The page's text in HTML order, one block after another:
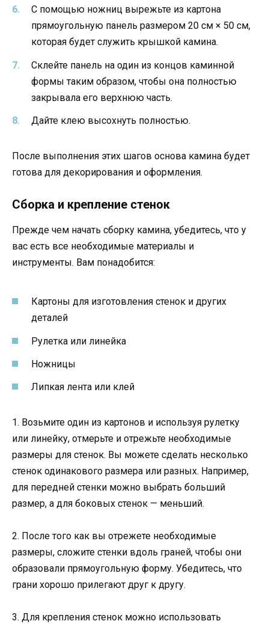
С помощью ножниц вырежьте из картона
прямоугольную панель размером 20 см × 50 см,
которая будет служить крышкой камина.
Склейте панель на один из концов каминной
формы таким образом, чтобы она полностью
закрывала его верхнюю часть.
Дайте клею высохнуть полностью.
После выполнения этих шагов основа камина будет
готова для декорирования и оформления.
Сборка и крепление стенок
Прежде чем начать сборку камина, убедитесь, что у
вас есть все необходимые материалы и
инструменты. Вам понадобится:
Картоны для изготовления стенок и других
деталей
Рулетка или линейка
Ножницы
Липкая лента или клей
1. Возьмите один из картонов и используя рулетку
или линейку, отмерьте и отрежьте необходимые
размеры для стенок. Вы можете сделать несколько
стенок одинакового размера или разных. Например,
для передней стенки можно выбрать больший
размер, а для боковых стенок — меньший.
2. После того как вы отрежете необходимые
размеры, сложите стенки вдоль граней, чтобы они
образовали прямоугольную форму. Убедитесь, что
грани хорошо прилегают друг к другу.
3. Для крепления стенок можно использовать